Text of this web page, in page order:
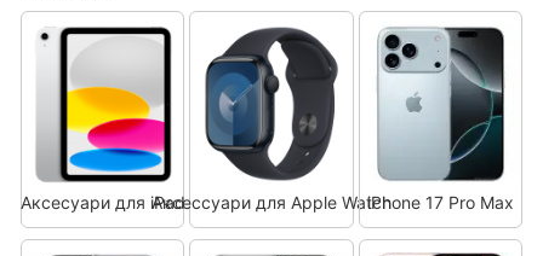
Аксесуари для iPadАксессуари для Apple WatchiPhone 17 Pro Max